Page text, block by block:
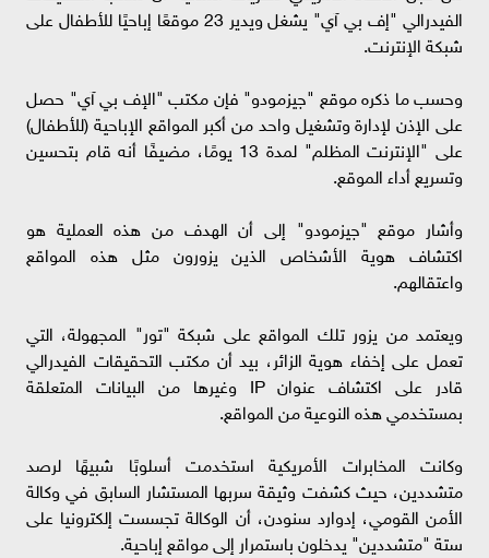
الفيدرالي "إف بي آي" يشغل ويدير 23 موقعًا إباحيًا للأطفال على
شبكة الإنترنت.
وحسب ما ذكره موقع "جيزمودو" فإن مكتب "الإف بي آي" حصل
على الإذن لإدارة وتشغيل واحد من أكبر المواقع الإباحية (للأطفال)
على "الإنترنت المظلم" لمدة 13 يومًا، مضيفًا أنه قام بتحسين
وتسريع أداء الموقع.
وأشار موقع "جيزمودو" إلى أن الهدف من هذه العملية هو
اكتشاف هوية الأشخاص الذين يزورون مثل هذه المواقع
واعتقالهم.
ويعتمد من يزور تلك المواقع على شبكة "تور" المجهولة، التي
تعمل على إخفاء هوية الزائر، بيد أن مكتب التحقيقات الفيدرالي
قادر على اكتشاف عنوان IP وغيرها من البيانات المتعلقة
بمستخدمي هذه النوعية من المواقع.
وكانت المخابرات الأمريكية استخدمت أسلوبًا شبيهًا لرصد
متشددين، حيث كشفت وثيقة سربها المستشار السابق في وكالة
الأمن القومي، إدوارد سنودن، أن الوكالة تجسست إلكترونيا على
ستة "متشددين" يدخلون باستمرار إلى مواقع إباحية.